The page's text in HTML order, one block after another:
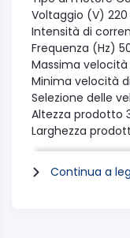
Voltaggio (V)
Intensità di
Frequenza (Hz)
Massima
Minima velocità
Selezione delle
Altezza prodotto
Larghezza
Profondità
Altezza
Larghezza
Continua a